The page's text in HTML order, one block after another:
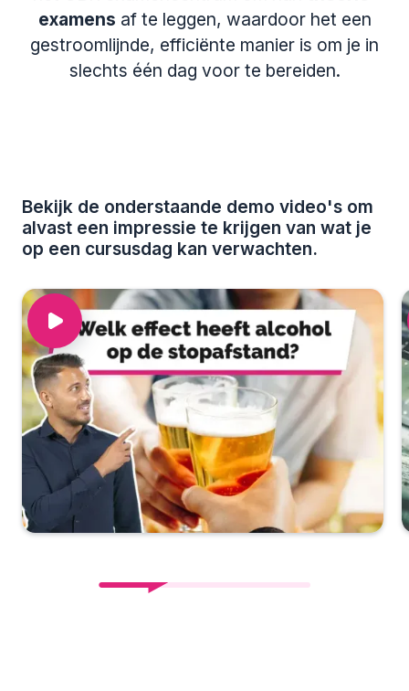
examens af te leggen, waardoor het een
gestroomlijnde, efficiënte manier is om je in
slechts één dag voor te bereiden.
Bekijk de onderstaande demo video's om
alvast een impressie te krijgen van wat je
op een cursusdag kan verwachten.